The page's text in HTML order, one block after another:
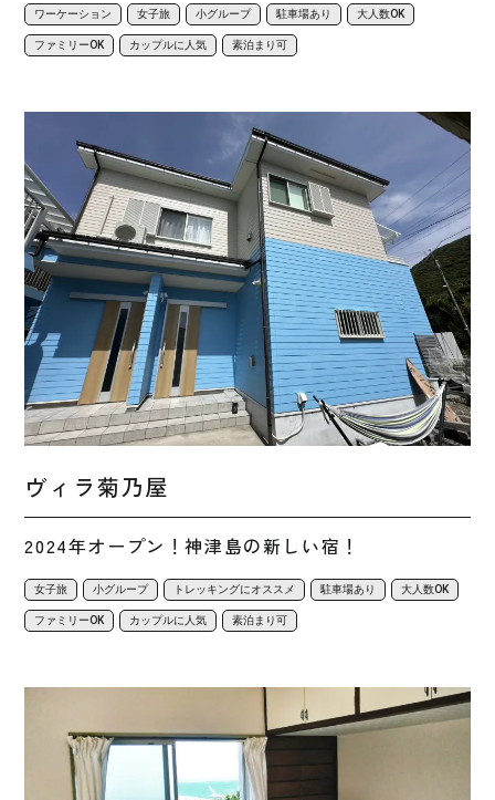
ワーケーション 女子旅 小グループ 駐車場あり 大人数OK
ファミリーOK カップルに人気 素泊まり可
ヴィラ菊乃屋
2024年オープン！神津島の新しい宿！
女子旅 小グループ トレッキングにオススメ 駐車場あり 大人数OK
ファミリーOK カップルに人気 素泊まり可